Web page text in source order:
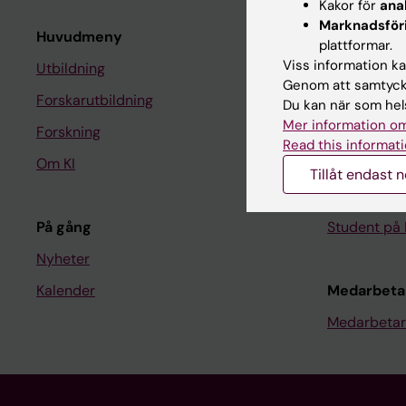
Huvudmeny
Utbildning
Forskarutbildning
Forskning
Om KI
På gång
Nyheter
Kalender
Student
Ladok
Canvas
Schema
Kurs- och
Student på
Kakor för
plattformar.
Viss information
Genom att
Du kan när som
Mer information
Read this
Tillåt endast